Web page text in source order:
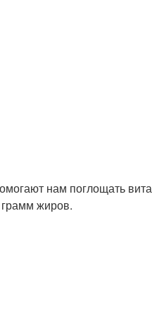
нам поглощать
жиров.